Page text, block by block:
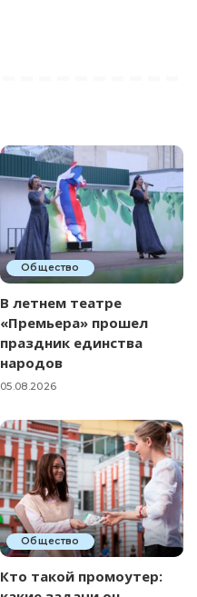
Общество
В летнем театре
«Премьера» прошел
праздник единства
народов
05.08.2026
Общество
Кто такой промоутер: